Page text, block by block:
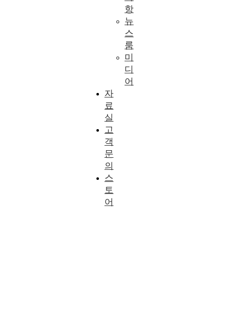
항
뉴
스
룸
미
디
어
자
료
실
고
객
문
의
스
토
어